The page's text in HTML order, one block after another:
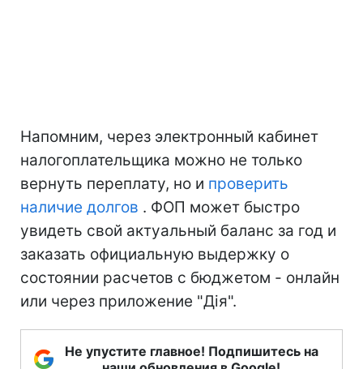
Напомним, через электронный кабинет
налогоплательщика можно не только
вернуть переплату, но и проверить
наличие долгов . ФОП может быстро
увидеть свой актуальный баланс за год и
заказать официальную выдержку о
состоянии расчетов с бюджетом - онлайн
или через приложение "Дія".
Не упустите главное! Подпишитесь на